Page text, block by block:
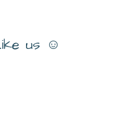
us ☺